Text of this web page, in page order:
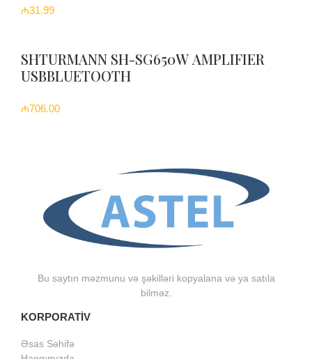
₼31.99
SHTURMANN SH-SG650W AMPLIFIER
USBBLUETOOTH
₼706.00
Bu saytın məzmunu və şəkilləri kopyalana və ya satıla
bilməz.
KORPORATİV
Əsas Səhifə